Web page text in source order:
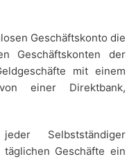
Geschäftskonto die
Geschäftskonten der
mit einem
einer Direktbank,
Selbstständiger
Geschäfte ein